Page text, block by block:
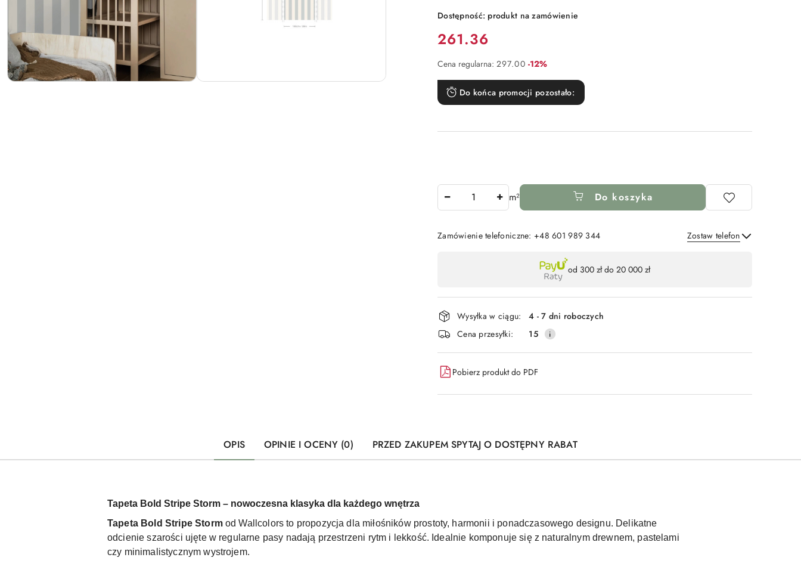
Dostępność: produkt na zamówienie
Cena:
261.36
Cena regularna: 297.00 Rabat:
-12%
Do końca promocji pozostało:
m² Do koszyka
Zamówienie telefoniczne: +48 601 989 344 Zostaw telefon
płatność
i
dostawa
od 300 zł do 20 000 zł
Wysyłka w ciągu:
4 - 7 dni roboczych
Cena przesyłki:
15
Pobierz produkt do PDF
OPIS OPINIE I OCENY (0) PRZED ZAKUPEM SPYTAJ O DOSTĘPNY RABAT
Tapeta Bold Stripe Storm – nowoczesna klasyka dla każdego wnętrza
Tapeta Bold Stripe Stormod Wallcolors to propozycja dla miłośników prostoty, harmonii i ponadczasowego designu. Delikatne
odcienie szarości ujęte w regularne pasy nadają przestrzeni rytm i lekkość. Idealnie komponuje się z naturalnym drewnem, pastelami
czy minimalistycznym wystrojem.